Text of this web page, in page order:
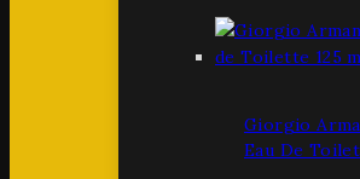
Giorgio
Eau De